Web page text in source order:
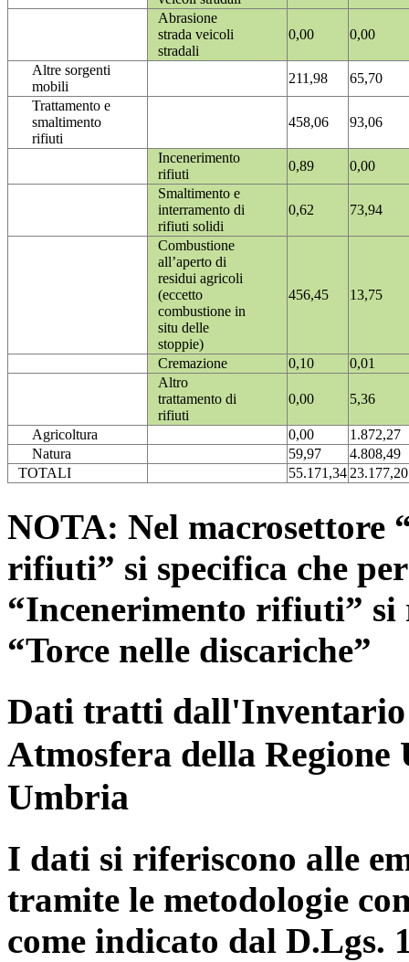
Abrasione
strada veicoli
stradali
0,00 0,00
Altre sorgenti
mobili
211,98
65,70
Trattamento e
smaltimento
rifiuti
458,06 93,06
Incenerimento
rifiuti
0,89
0,00
Smaltimento e
interramento di
rifiuti solidi
0,62 73,94
Combustione
all’aperto di
residui agricoli
(eccetto
combustione in
situ delle
stoppie)
456,45 13,75
Cremazione 0,10
0,01
Altro
trattamento di
rifiuti
0,00 5,36
Agricoltura 0,00
1.872,27
Natura
59,97
4.808,49
TOTALI
55.171,3423.177,20
NOTA: Nel macrosettore
rifiuti” si specifica che
“Incenerimento rifiuti”
“Torce nelle discariche”
Dati tratti dall'Inventario
Atmosfera della
Umbria
I dati si riferiscono alle
tramite le metodologie
come indicato dal D.Lgs.